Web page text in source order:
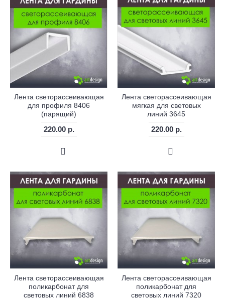
Лента светорассеивающая
для профиля 8406
(парящий)
220.00 р.
Лента светорассеивающая
мягкая для световых
линий 3645
220.00 р.
Лента светорассеивающая
поликарбонат для
световых линий 6838
Лента светорассеивающая
поликарбонат для
световых линий 7320